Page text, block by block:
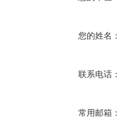
您的姓名
联系电话
常用邮箱